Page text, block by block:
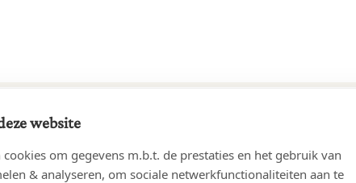
(Moha))
website
om gegevens m.b.t. de prestaties en het gebruik van
& analyseren, om sociale netwerkfunctionaliteiten aan te